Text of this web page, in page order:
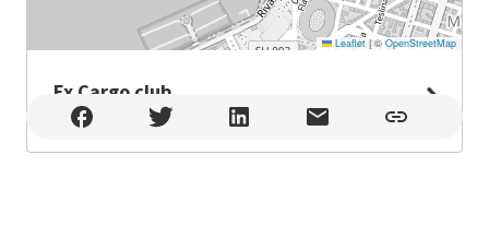
Leaflet |© OpenStreetMap
Ex Cargo club
Ex Cargo club , Pula